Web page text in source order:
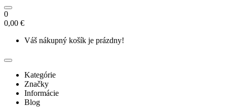
0
0,00 €
Váš nákupný košík je prázdny!
Kategórie
Značky
Informácie
Blog